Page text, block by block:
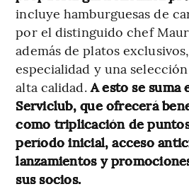
incluye hamburguesas de
por el distinguido chef
además de platos
especialidad y una
alta calidad.A esto se suma
Serviclub, que ofrecerá
como triplicación de
período inicial, acceso
lanzamientos y
sus socios.